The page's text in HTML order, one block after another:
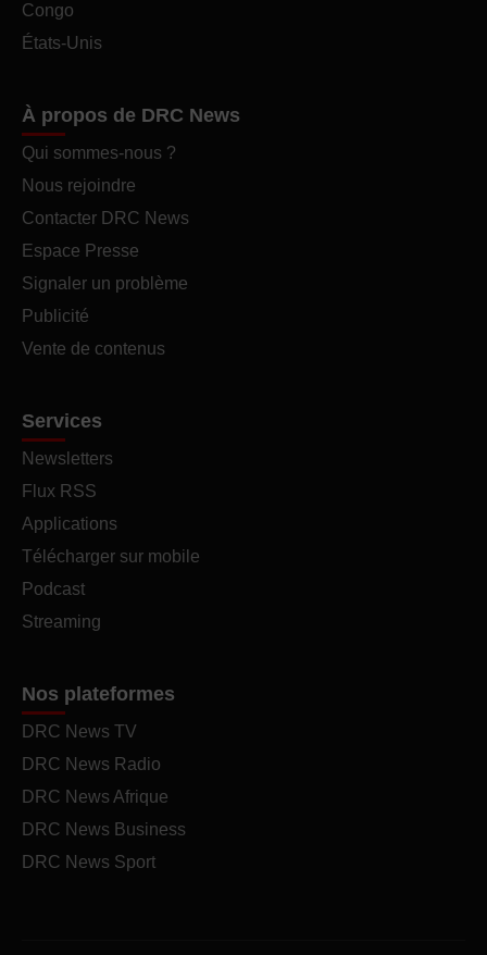
Congo
États-Unis
À propos de DRC News
Qui sommes-nous ?
Nous rejoindre
Contacter DRC News
Espace Presse
Signaler un problème
Publicité
Vente de contenus
Services
Newsletters
Flux RSS
Applications
Télécharger sur mobile
Podcast
Streaming
Nos plateformes
DRC News TV
DRC News Radio
DRC News Afrique
DRC News Business
DRC News Sport